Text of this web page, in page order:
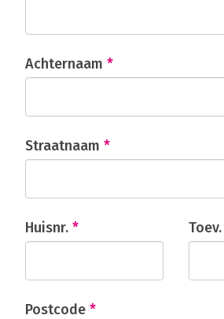
Achternaam *
Straatnaam *
Huisnr. * Toev.
Postcode *